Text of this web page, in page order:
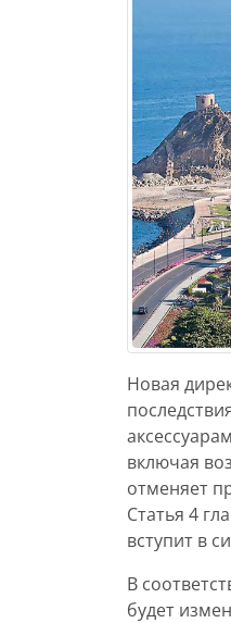
Новая
включая
отменяет
Статья 4
вступит в
В
будет